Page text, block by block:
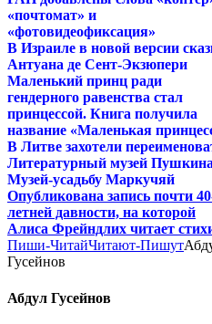
«почтомат» и
«фотовидеофиксация»
В Израиле в новой версии
Антуана де Сент-Экзюпери
Маленький принц ради
гендерного равенства стал
принцессой. Книга получила
название «Маленькая
В Литве захотели
Литературный музей
Музей-усадьбу Маркучяй
Опубликована запись почти
летней давности, на которой
Алиса Фрейндлих читает
Пиши-ЧитайЧитают-Пишут
Гусейнов
Абдул Гусейнов